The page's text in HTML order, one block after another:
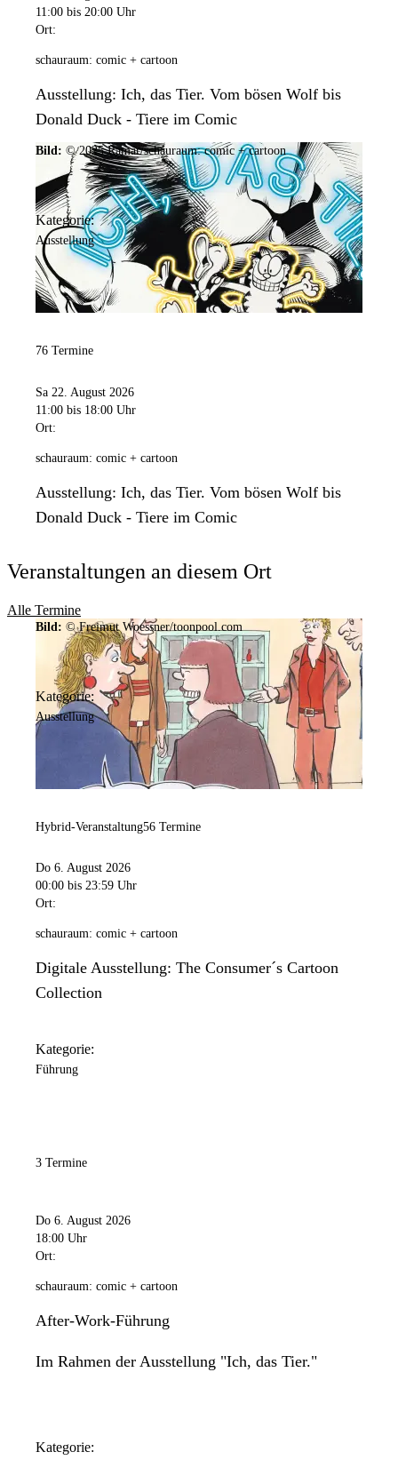
11:00 bis 20:00 Uhr
Ort:
schauraum: comic + cartoon
Ausstellung: Ich, das Tier. Vom bösen Wolf bis
Donald Duck - Tiere im Comic
Bild: © 2025 Ramar/schauraum: comic + cartoon
Kategorie:
Ausstellung
76 Termine
Sa 22. August 2026
11:00 bis 18:00 Uhr
Ort:
schauraum: comic + cartoon
Ausstellung: Ich, das Tier. Vom bösen Wolf bis
Donald Duck - Tiere im Comic
Veranstaltungen an diesem Ort
Alle Termine
Bild: © Freimut Woessner/toonpool.com
Kategorie:
Ausstellung
Hybrid-Veranstaltung56 Termine
Do 6. August 2026
00:00 bis 23:59 Uhr
Ort:
schauraum: comic + cartoon
Digitale Ausstellung: The Consumer´s Cartoon
Collection
Kategorie:
Führung
3 Termine
Do 6. August 2026
18:00 Uhr
Ort:
schauraum: comic + cartoon
After-Work-Führung
Im Rahmen der Ausstellung "Ich, das Tier."
Kategorie: